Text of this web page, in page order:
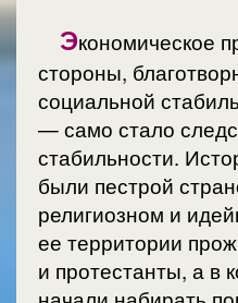
Экономическое
стороны,
социальной
— само стало
стабильности.
были пестрой
религиозном и
ее территории
и протестанты, а в